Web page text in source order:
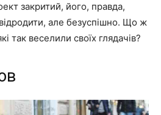
закритий, його, правда,
але безуспішно. Що ж
так веселили своїх глядачів?